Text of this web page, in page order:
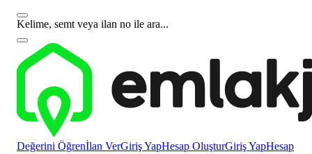
Kelime, semt veya ilan no ile ara...
Değerini Öğrenİlan VerGiriş YapHesap OluşturGiriş YapHesap